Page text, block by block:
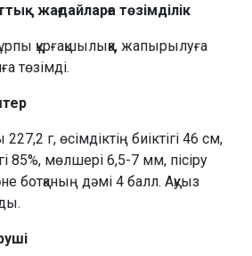
жағдайларға төзімділік
құрғақшылыққа, жапырылуға
төзімді.
г, өсімдіктің биіктігі 46 см,
85%, мөлшері 6,5-7 мм, пісіру
ботқаның дәмі 4 балл. Ақуыз